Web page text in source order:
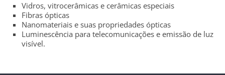
Vidros, vitrocerâmicas e cerâmicas especiais
Fibras ópticas
Nanomateriais e suas propriedades ópticas
Luminescência para telecomunicações e emissão de luz
visível.